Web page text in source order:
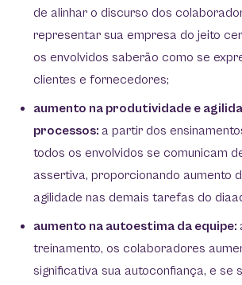
de alinhar o discurso dos
representar sua empresa do jeito
os envolvidos saberão como se
clientes e fornecedores;
aumento na produtividade e
processos: a partir dos
todos os envolvidos se comunicam
assertiva, proporcionando aumento
agilidade nas demais tarefas do
aumento na autoestima da equipe:
treinamento, os colaboradores
significativa sua autoconfiança, e se